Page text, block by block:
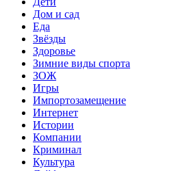
Дом и сад
Еда
Звёзды
Здоровье
Зимние виды спорта
ЗОЖ
Игры
Импортозамещение
Интернет
Истории
Компании
Криминал
Культура